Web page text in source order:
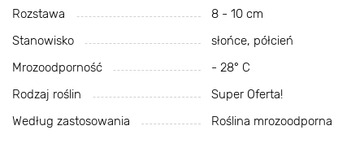
Rozstawa
8 - 10 cm
Stanowisko
słońce, półcień
Mrozoodporność
- 28° С
Rodzaj roślin
Super Oferta!
Według zastosowania
Roślina mrozoodporna